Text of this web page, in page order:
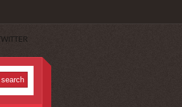
TWITTER